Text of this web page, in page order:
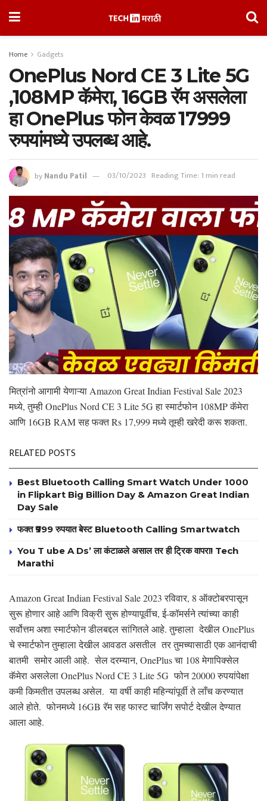
Home Gadgets
OnePlus Nord CE 3 Lite 5G
,108MP कॅमेरा, 16GB रॅम असलेला
हा OnePlus फोन केवळ 17999
रुपयांमध्ये उपलब्ध आहे.
byNandu Patil 03/10/2023 Reading Time: 1 min read
मित्रांनो आगामी येणाऱ्या Amazon Great Indian Festival Sale 2023
मध्ये, तुम्ही OnePlus Nord CE 3 Lite 5G हा स्मार्टफोन 108MP कॅमेरा
आणि 16GB RAM सह फक्त Rs 17,999 मध्ये तूम्ही खरेदी करू शकता.
RELATED POSTS
Best Bluetooth Calling Smart Watch Under 1000
in Flipkart Big Billion Day & Amazon Great Indian
Day Sale
फक्त ₹999 रुपयात बेस्ट Bluetooth Calling Smartwatch
You T ube A Ds’ ला कंटाळले असाल तर ही ट्रिक वापरा! Tech
Marathi
Amazon Great Indian Festival Sale 2023 रविवार, 8 ऑक्टोबरपासून
सुरू होणार आहे आणि विक्री सुरू होण्यापूर्वीच, ई-कॉमर्सने त्यांच्या काही
सर्वोत्तम अशा स्मार्टफोन डीलबद्दल सांगितले आहे. तुम्हाला देखील OnePlus
चे स्मार्टफोन तुम्हाला देखील आवडत असतील तर तुमच्यासाठी एक आनंदाची
बातमी समोर आली आहे. सेल दरम्यान, OnePlus चा 108 मेगापिक्सेल
कॅमेरा असलेला OnePlus Nord CE 3 Lite 5G फोन 20000 रुपयांपेक्षा
कमी किमतीत उपलब्ध असेल. या वर्षी काही महिन्यांपूर्वी ते लाँच करण्यात
आले होते. फोनमध्ये 16GB रॅम सह फास्ट चार्जिंग सपोर्ट देखील देण्यात
आला आहे.